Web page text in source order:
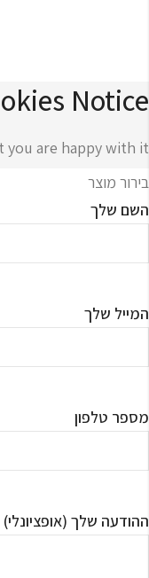
Notice
are happy with it.
בירור מוצר
השם שלך
המייל שלך
מספר טלפון
ההודעה שלך (אופציונלי)